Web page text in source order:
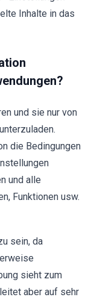
Inhalte in das
und sie nur von
die Bedingungen
und alle
Funktionen usw.
sein, da
sieht zum
aber auf sehr